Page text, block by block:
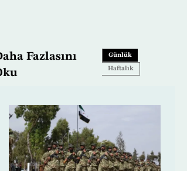
Fazlasını
Günlük
Haftalık